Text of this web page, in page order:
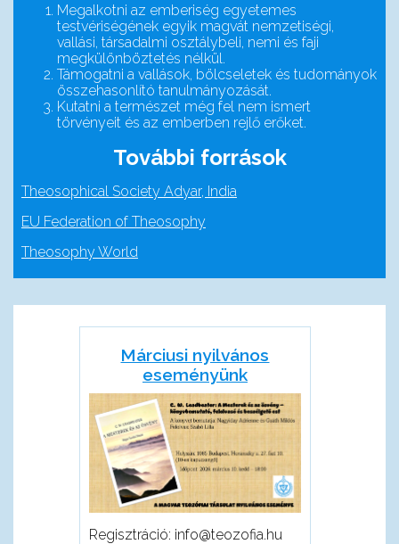
Megalkotni az emberiség egyetemes
testvériségének egyik magvát nemzetiségi,
vallási, társadalmi osztálybeli, nemi és faji
megkülönböztetés nélkül.
Támogatni a vallások, bölcseletek és tudományok
összehasonlító tanulmányozását.
Kutatni a természet még fel nem ismert
törvényeit és az emberben rejlő erőket.
További források
Theosophical Society Adyar, India
EU Federation of Theosophy
Theosophy World
Márciusi nyilvános
eseményünk
Regisztráció: info@teozofia.hu